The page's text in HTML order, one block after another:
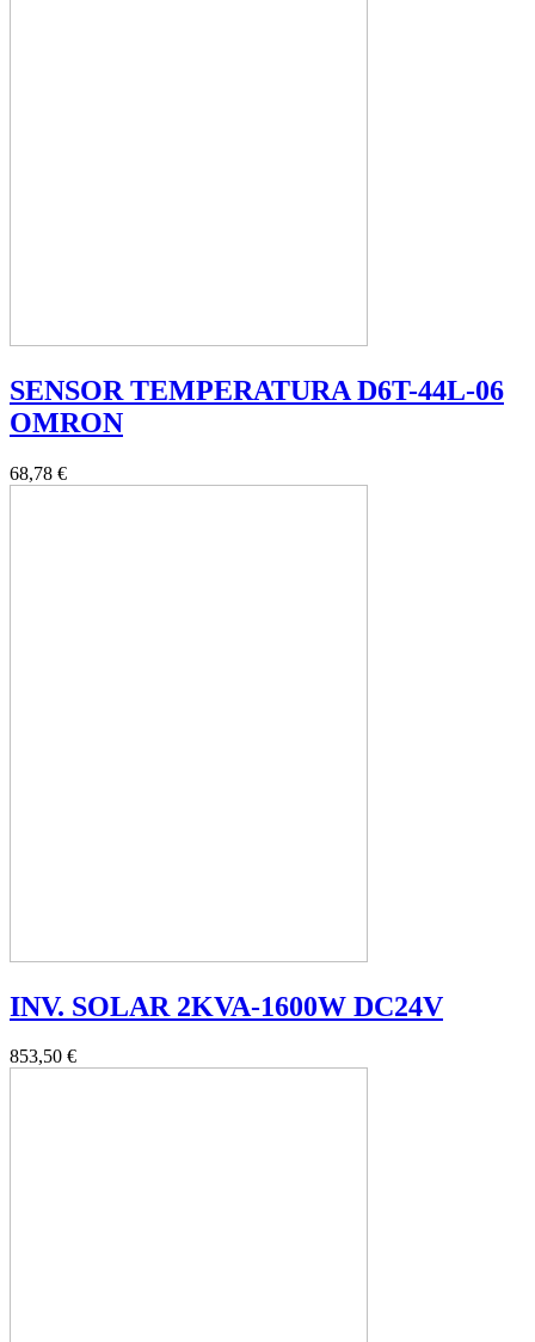
SENSOR TEMPERATURA D6T-44L-06
OMRON
68,78 €
INV. SOLAR 2KVA-1600W DC24V
853,50 €